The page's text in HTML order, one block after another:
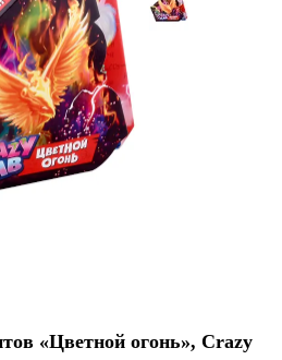
«Цветной огонь», Crazy